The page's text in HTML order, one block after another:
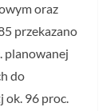
oraz
przekazano
planowanej
do
ok. 96 proc.